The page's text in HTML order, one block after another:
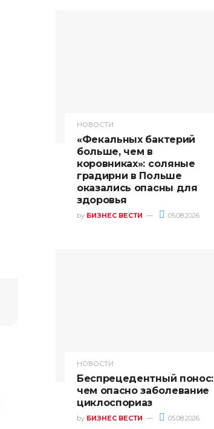
НОВОСТИ
«Фекальных бактерий
больше, чем в
коровниках»: соляные
градирни в Польше
оказались опасны для
здоровья
by БИЗНЕС ВЕСТИ 05.08.2026
НОВОСТИ
Беспрецедентный понос:
чем опасно заболевание
циклоспориаз
by БИЗНЕС ВЕСТИ 05.08.2026